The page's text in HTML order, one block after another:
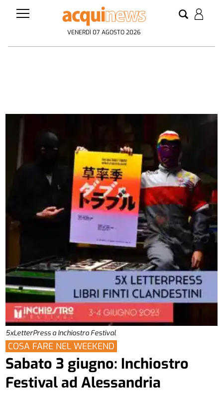
VENERDÌ 07 AGOSTO 2026
5xLetterPress a Inchiostro Festival
COSA FARE NEL WEEKEND
Sabato 3 giugno: Inchiostro
Festival ad Alessandria